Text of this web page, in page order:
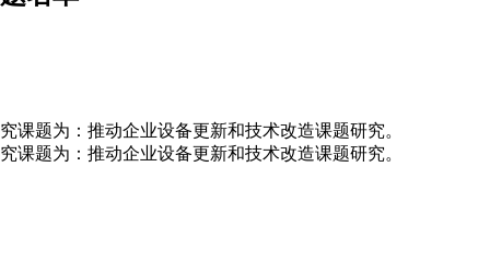
课题为：推动企业设备更新和技术改造课题研究。
题为：推动企业设备更新和技术改造课题研究。